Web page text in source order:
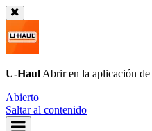
U-Haul Abrir en la aplicación de
Abierto
Saltar al contenido